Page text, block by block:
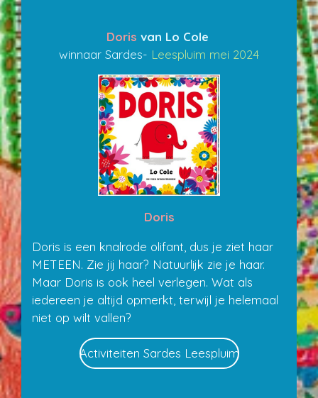
Doris van Lo Cole
winnaar Sardes- Leespluim mei 2024
Doris
Doris is een knalrode olifant, dus je ziet haar
METEEN. Zie jij haar? Natuurlijk zie je haar.
Maar Doris is ook heel verlegen. Wat als
iedereen je altijd opmerkt, terwijl je helemaal
niet op wilt vallen?
Activiteiten Sardes Leespluim